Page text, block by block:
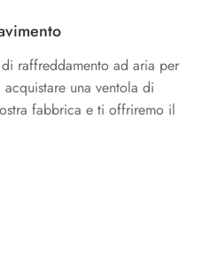
raffreddamento ad aria per
una ventola di
fabbrica e ti offriremo il